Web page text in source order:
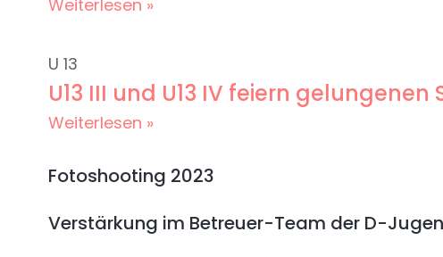
Weiterlesen »
U 13
U13 III und U13 IV feiern
Weiterlesen »
Fotoshooting 2023
Verstärkung im Betreuer-Team der D-